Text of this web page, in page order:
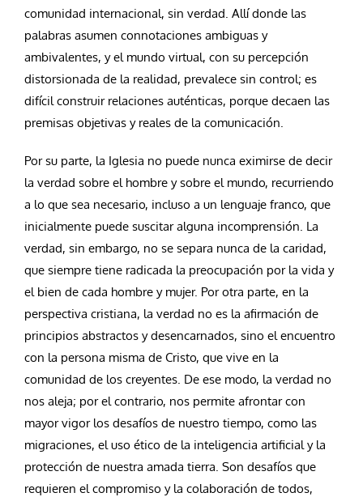
comunidad internacional, sin verdad. Allí donde las
palabras asumen connotaciones ambiguas y
ambivalentes, y el mundo virtual, con su percepción
distorsionada de la realidad, prevalece sin control; es
difícil construir relaciones auténticas, porque decaen las
premisas objetivas y reales de la comunicación.
Por su parte, la Iglesia no puede nunca eximirse de decir
la verdad sobre el hombre y sobre el mundo, recurriendo
a lo que sea necesario, incluso a un lenguaje franco, que
inicialmente puede suscitar alguna incomprensión. La
verdad, sin embargo, no se separa nunca de la caridad,
que siempre tiene radicada la preocupación por la vida y
el bien de cada hombre y mujer. Por otra parte, en la
perspectiva cristiana, la verdad no es la afirmación de
principios abstractos y desencarnados, sino el encuentro
con la persona misma de Cristo, que vive en la
comunidad de los creyentes. De ese modo, la verdad no
nos aleja; por el contrario, nos permite afrontar con
mayor vigor los desafíos de nuestro tiempo, como las
migraciones, el uso ético de la inteligencia artificial y la
protección de nuestra amada tierra. Son desafíos que
requieren el compromiso y la colaboración de todos,